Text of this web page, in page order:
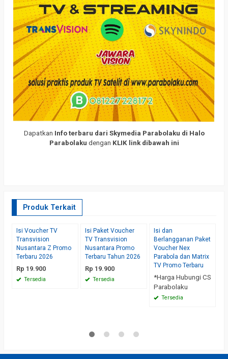
Dapatkan Info terbaru dari Skymedia Parabolaku di Halo
Parabolaku dengan KLIK link dibawah ini
Produk Terkait
Isi Voucher TV
Transvision
Nusantara Z Promo
Terbaru 2026
Rp 19.900
Tersedia
Isi Paket Voucher
TV Transvision
Nusantara Promo
Terbaru Tahun 2026
Rp 19.900
Tersedia
Isi dan
Berlangganan Paket
Voucher Nex
Parabola dan Matrix
TV Promo Terbaru
*Harga Hubungi CS
Parabolaku
Tersedia